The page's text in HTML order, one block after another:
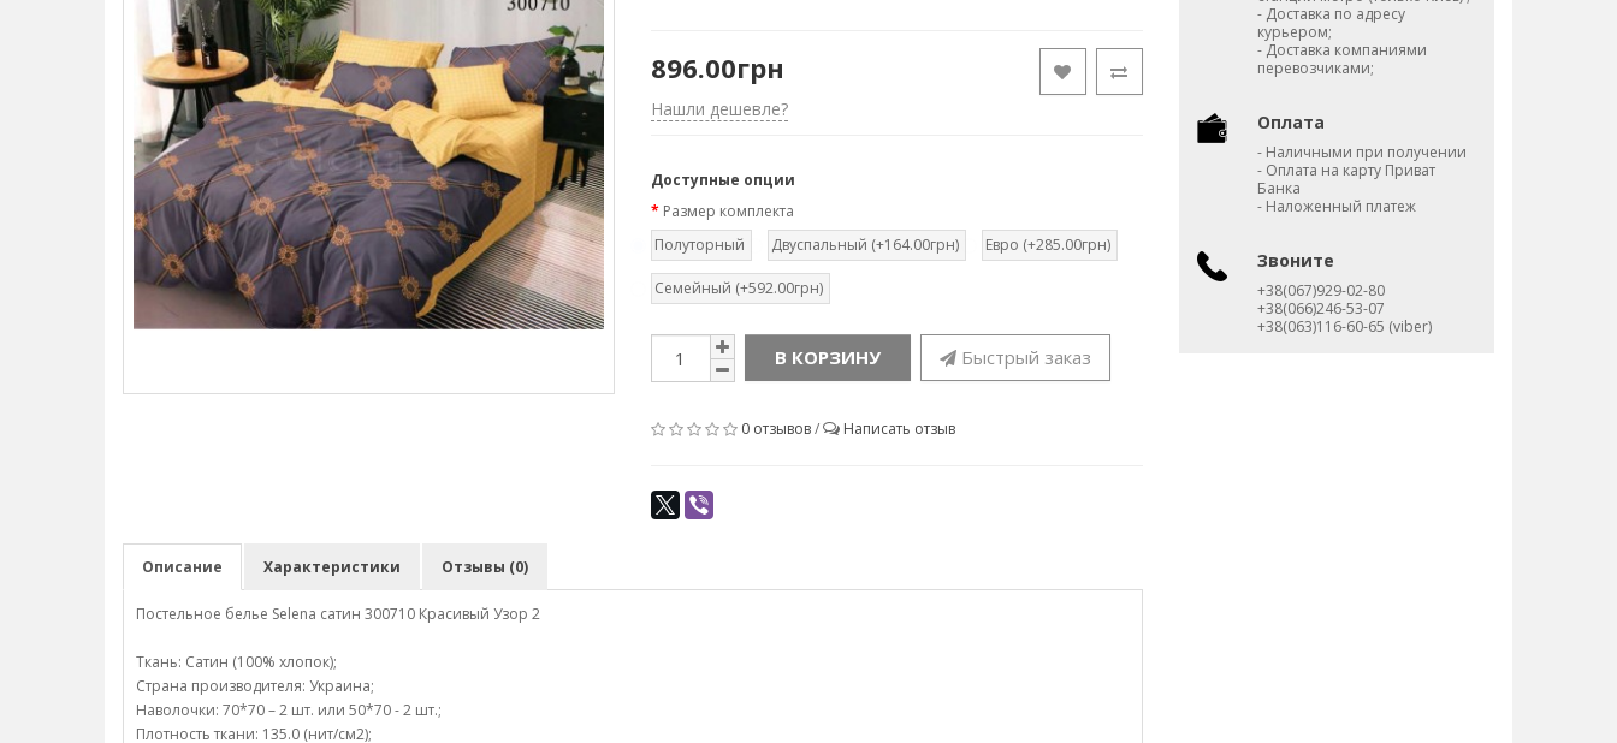
896.00грн
Нашли дешевле?
Доступные опции
Размер комплекта
Полуторный
Двуспальный (+164.00грн) Евро (+285.00грн)
Семейный (+592.00грн)
В КОРЗИНУ Быстрый заказ
0 отзывов/ Написать отзыв
Описание Характеристики Отзывы (0)
Постельное белье Selena сатин 300710 Красивый Узор 2
Ткань: Сатин (100% хлопок);
Страна производителя: Украина;
Наволочки: 70*70 – 2 шт. или 50*70 - 2 шт.;
Плотность ткани: 135.0 (нит/см2);
- Доставка по адресу
курьером;
- Доставка компаниями
перевозчиками;
Оплата
- Наличными при получении
- Оплата на карту Приват
Банка
- Наложенный платеж
Звоните
+38(067)929-02-80
+38(066)246-53-07
+38(063)116-60-65 (viber)